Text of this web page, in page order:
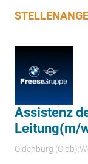
Assistenz
Leitung(m/
Oldenburg